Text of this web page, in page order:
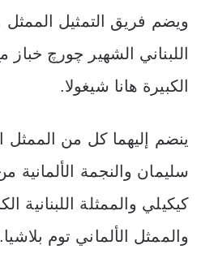
ويضم فريق التمثيل الممثل
اللبناني الشهير چورچ خباز
الكبيرة هانا شيغولا.
ينضم إليهما كل من
سليمان والنجمة
كيكيلي والممثلة اللبنانية
والممثل الألماني توم بلاشيا.